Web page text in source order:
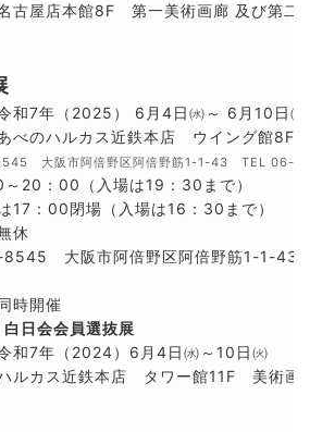
古屋店本館8F 第一美術画廊 及び第二
和7年（2025） 6月4日㈬～ 6月10日
べのハルカス近鉄本店 ウイング館8F
大阪市阿倍野区阿倍野筋1-1-43 TEL 06-
20：00（入場は19：30まで）
17：00閉場（入場は16：30まで）
休
大阪市阿倍野区阿倍野筋1-1-43
時開催
日会会員選抜展
和7年（2024）6月4日㈬～10日㈫
ルカス近鉄本店 タワー館11F 美術画